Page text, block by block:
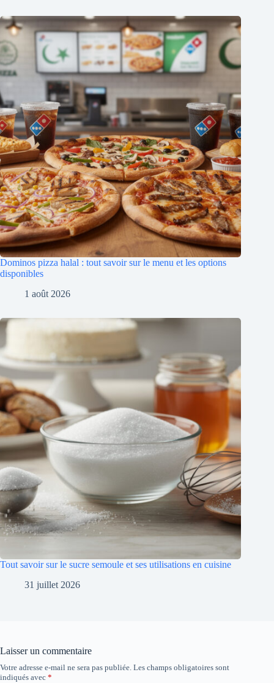
Dominos pizza halal : tout savoir sur le menu et les options
disponibles
1 août 2026
Tout savoir sur le sucre semoule et ses utilisations en cuisine
31 juillet 2026
Laisser un commentaire
Votre adresse e-mail ne sera pas publiée. Les champs obligatoires sont
indiqués avec *